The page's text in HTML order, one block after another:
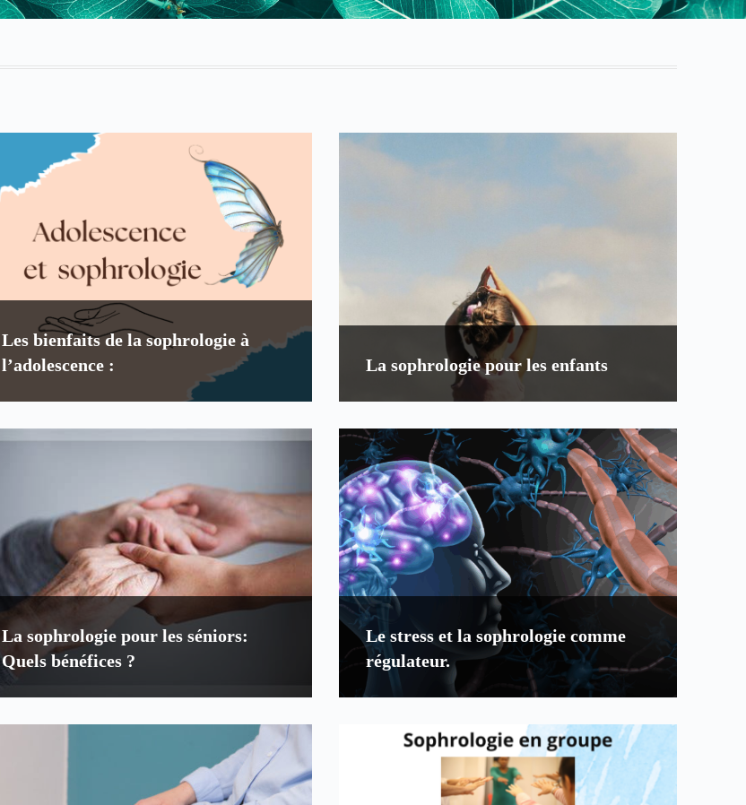
Les bienfaits de la sophrologie à
l’adolescence :
La sophrologie pour les enfants
La sophrologie pour les séniors:
Quels bénéfices ?
Le stress et la sophrologie comme
régulateur.